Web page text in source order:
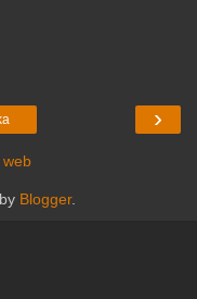
›
Blogger.